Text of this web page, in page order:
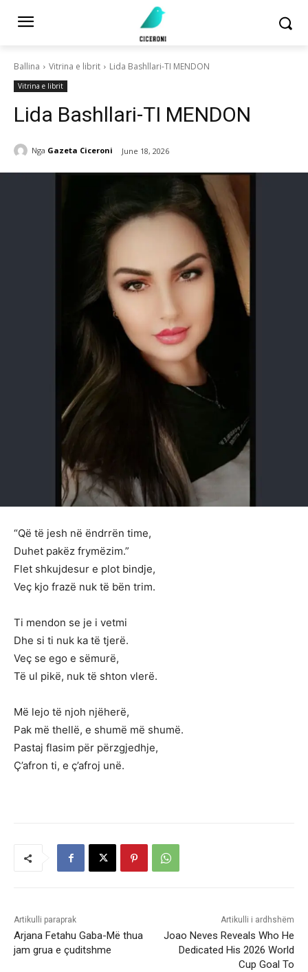
Ballina Vitrina e librit Lida Bashllari-TI MENDON
Vitrina e librit
Lida Bashllari-TI MENDON
Nga Gazeta Ciceroni June 18, 2026
“Që të jesh në ëndrrën time,
Duhet pakëz frymëzim.”
Flet shkujdesur e plot bindje,
Veç kjo frazë nuk të bën trim.
Ti mendon se je i vetmi
Dhe si ti nuk ka të tjerë.
Veç se ego e sëmurë,
Të ul pikë, nuk të shton vlerë.
Më lejo të njoh njëherë,
Pak më thellë, e shumë më shumë.
Pastaj flasim për përzgjedhje,
Ç’afron ti, e ç’afroj unë.
Artikulli paraprak
Arjana Fetahu Gaba-Më thua
jam grua e çuditshme
Artikulli i ardhshëm
Joao Neves Reveals Who He
Dedicated His 2026 World
Cup Goal To